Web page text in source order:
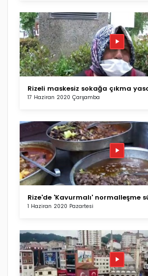
Rizeli maskesiz sokağa çıkma
17 Haziran 2020 Çarşamba
Rize'de 'Kavurmalı' normalleşme
1 Haziran 2020 Pazartesi